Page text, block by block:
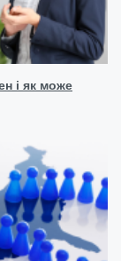
і як може